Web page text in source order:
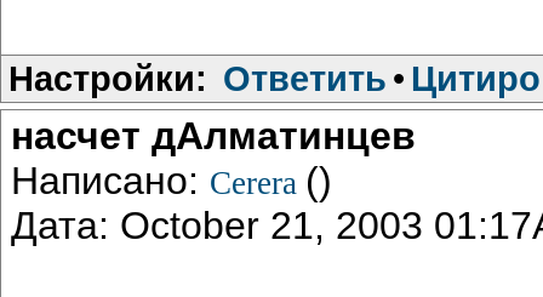
Настройки: Ответить •
насчет дАлматинцев
Написано: Cerera ()
Дата: October 21, 2003